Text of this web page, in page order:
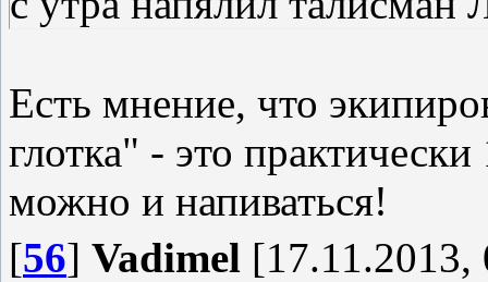
Есть мнение, что
глотка" - это
можно и напиваться!
[56] Vadimel [17.11.2013,